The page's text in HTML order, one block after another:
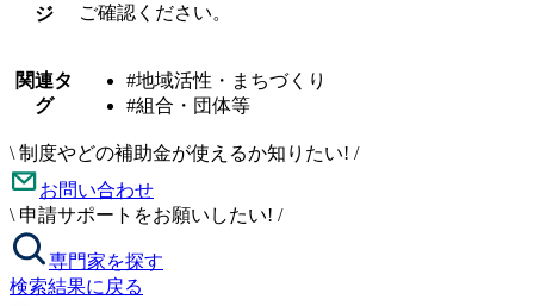
ジ
ご確認ください。
関連タ
グ
#地域活性・まちづくり
#組合・団体等
\ 制度やどの補助金が使えるか知りたい! /
お問い合わせ
\ 申請サポートをお願いしたい! /
専門家を探す
検索結果に戻る